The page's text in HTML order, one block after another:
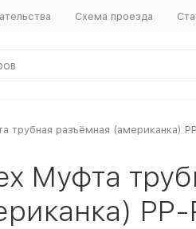
Схема проезда
трубная разъёмная (американка)
Муфта